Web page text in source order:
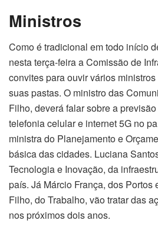
Ministros
Como é tradicional em todo início
nesta terça-feira a Comissão de
convites para ouvir vários
suas pastas. O ministro das
Filho, deverá falar sobre a
telefonia celular e internet 5G no
ministra do Planejamento e
básica das cidades. Luciana
Tecnologia e Inovação, da
país. Já Márcio França, dos Portos
Filho, do Trabalho, vão tratar das
nos próximos dois anos.